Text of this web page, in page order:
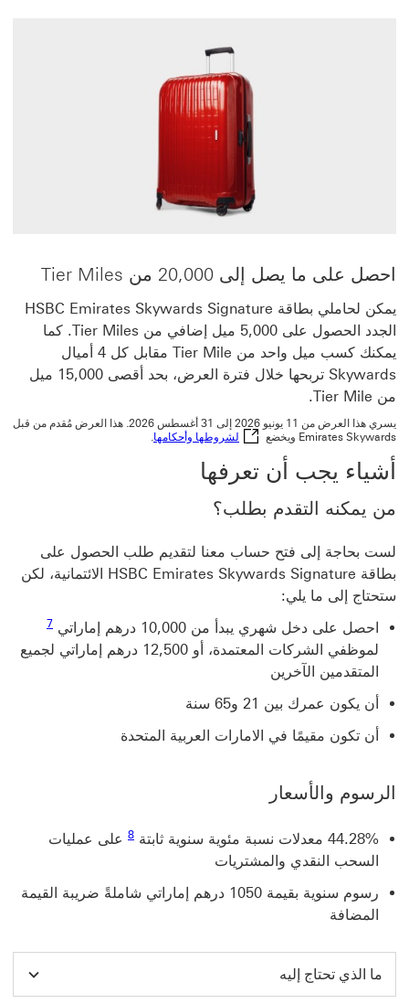
احصل على ما يصل إلى 20,000 من Tier Miles
يمكن لحاملي بطاقة HSBC Emirates Skywards Signature
الجدد الحصول على 5,000 ميل إضافي من Tier Miles. كما
يمكنك كسب ميل واحد من Tier Mile مقابل كل 4 أميال
Skywards تربحها خلال فترة العرض، بحد أقصى 15,000 ميل
من Tier Mile.
يسري هذا العرض من 11 يونيو 2026 إلى 31 أغسطس 2026. هذا العرض مُقدم من قبل
Emirates Skywards ويخضع
لشروطها وأحكامها.
أشياء يجب أن تعرفها
من يمكنه التقدم بطلب؟
لست بحاجة إلى فتح حساب معنا لتقديم طلب الحصول على
بطاقة HSBC Emirates Skywards Signature الائتمانية، لكن
ستحتاج إلى ما يلي:
احصل على دخل شهري يبدأ من 10,000 درهم إماراتي
7
لموظفي الشركات المعتمدة، أو 12,500 درهم إماراتي لجميع
المتقدمين الآخرين
أن يكون عمرك بين 21 و65 سنة
أن تكون مقيمًا في الامارات العربية المتحدة
الرسوم والأسعار
44.28% معدلات نسبة مئوية سنوية‬‏‫ ثابتة 8رابط الحاشية السفلية 8
على عمليات
السحب النقدي والمشتريات
رسوم سنوية بقيمة 1050 درهم إماراتي شاملةً ضريبة القيمة
المضافة
ما الذي تحتاج إليه